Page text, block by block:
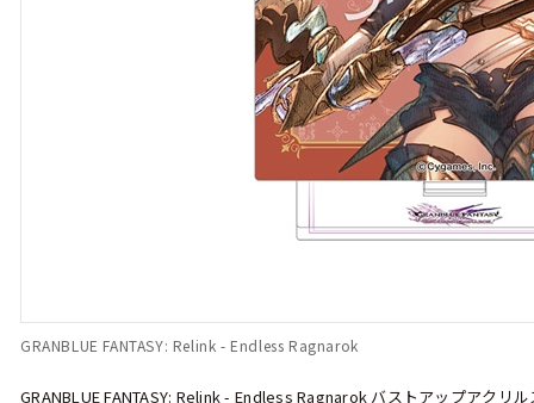
GRANBLUE FANTASY: Relink - Endless Ragnarok
GRANBLUE FANTASY: Relink - Endless Ragnarok バストアップアクリ